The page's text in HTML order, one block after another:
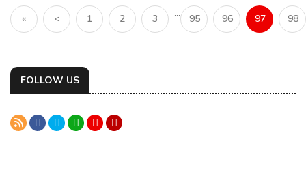
« < 1 2 3 ... 95 96 97 98
FOLLOW US